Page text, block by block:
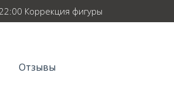
Коррекция фигуры
Отзывы